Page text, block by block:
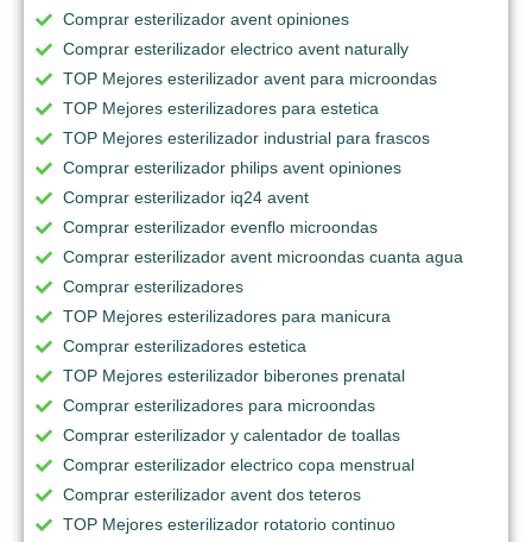
Comprar esterilizador avent opiniones
Comprar esterilizador electrico avent naturally
TOP Mejores esterilizador avent para microondas
TOP Mejores esterilizadores para estetica
TOP Mejores esterilizador industrial para frascos
Comprar esterilizador philips avent opiniones
Comprar esterilizador iq24 avent
Comprar esterilizador evenflo microondas
Comprar esterilizador avent microondas cuanta agua
Comprar esterilizadores
TOP Mejores esterilizadores para manicura
Comprar esterilizadores estetica
TOP Mejores esterilizador biberones prenatal
Comprar esterilizadores para microondas
Comprar esterilizador y calentador de toallas
Comprar esterilizador electrico copa menstrual
Comprar esterilizador avent dos teteros
TOP Mejores esterilizador rotatorio continuo